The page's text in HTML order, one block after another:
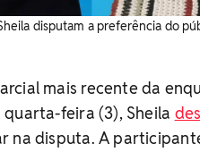
disputam a preferência do
mais recente da
quarta-feira (3), Sheila
na disputa. A